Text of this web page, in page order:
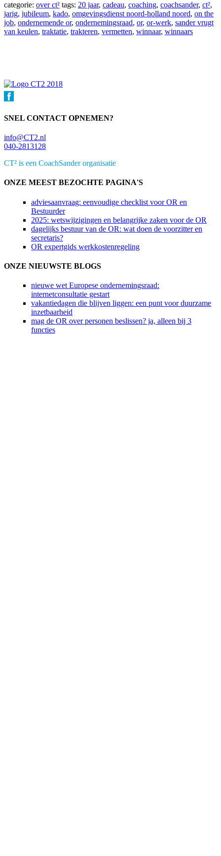
categorie: over ct² tags: 20 jaar, cadeau, coaching, coachsander, ct²,
jarig, jubileum, kado, omgevingsdienst noord-holland noord, on the
job, ondernemende or, ondernemingsraad, or, or-werk, sander vrugt
van keulen, traktatie, trakteren, vermetten, winnaar, winnaars
SNEL CONTACT OPNEMEN?
info@CT2.nl
040-2813128
CT² is een CoachSander organisatie
ONZE MEEST BEZOCHTE PAGINA'S
adviesaanvraag: eenvoudige checklist voor OR en
Bestuurder
2025: wetswijzigingen en belangrijke zaken voor de OR
dagelijks bestuur van de OR: wat doen de voorzitter en
secretaris?
OR expertgids werkkostenregeling
ONZE NIEUWSTE BLOGS
nieuwe wet Europese ondernemingsraad:
internetconsultatie gestart
vakantiedagen die blijven liggen: een punt voor duurzame
inzetbaarheid
mag de OR over personen beslissen? ja, alleen bij 3
functies